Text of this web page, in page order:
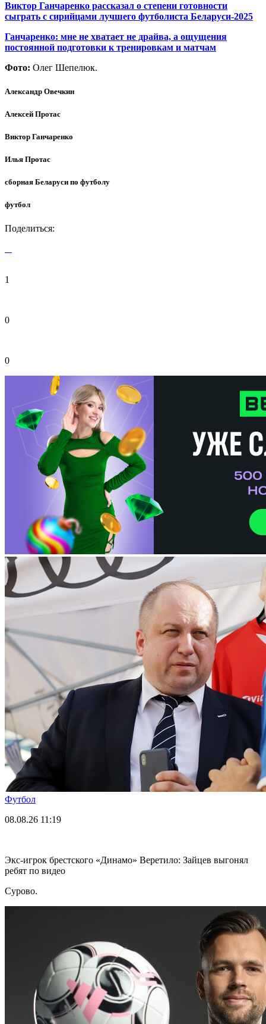
Виктор Ганчаренко рассказал о степени готовности
сыграть с сирийцами лучшего футболиста Беларуси-2025
Ганчаренко: мне не хватает не драйва, а ощущения
постоянной подготовки к тренировкам и матчам
Фото: Олег Шепелюк.
Александр Овечкин
Алексей Протас
Виктор Ганчаренко
Илья Протас
сборная Беларуси по футболу
футбол
Поделиться:
1
0
0
Футбол
08.08.26 11:19
Экс-игрок брестского «Динамо» Веретило: Зайцев выгонял
ребят по видео
Сурово.